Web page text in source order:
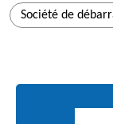
Société de